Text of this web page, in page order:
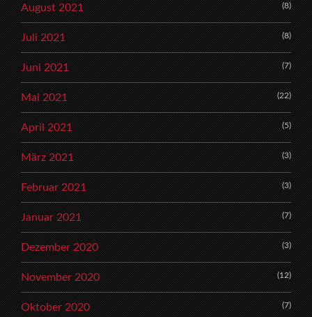
August 2021 (8)
Juli 2021 (8)
Juni 2021 (7)
Mai 2021 (22)
April 2021 (5)
März 2021 (3)
Februar 2021 (3)
Januar 2021 (7)
Dezember 2020 (3)
November 2020 (12)
Oktober 2020 (7)